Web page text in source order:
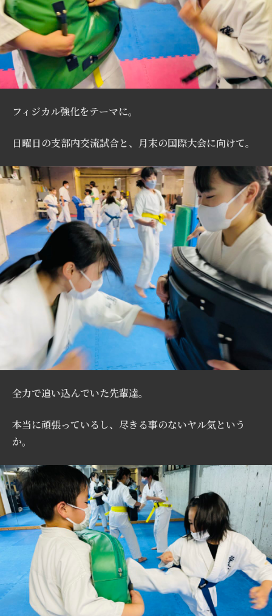
フィジカル強化をテーマに。
日曜日の支部内交流試合と、月末の国際大会に向けて。
全力で追い込んでいた先輩達。
本当に頑張っているし、尽きる事のないヤル気という
か。